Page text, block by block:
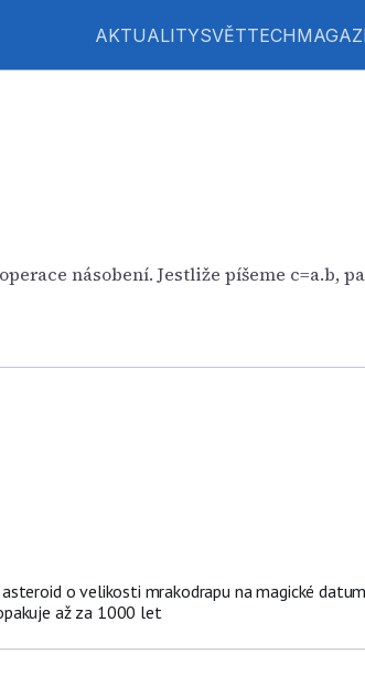
AKTUALITYSVĚTTECH
násobení. Jestliže píšeme c=a.b,
o velikosti mrakodrapu na magické
až za 1000 let